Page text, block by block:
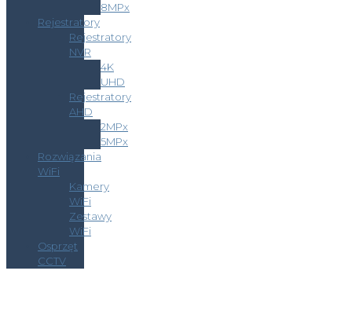
8MPx
Rejestratory
Rejestratory
NVR
4K
UHD
Rejestratory
AHD
2MPx
5MPx
Rozwiązania
WiFi
Kamery
WiFi
Zestawy
WiFi
Osprzęt
CCTV